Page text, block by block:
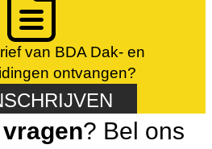
van BDA Dak- en
ontvangen?
vragen? Bel ons